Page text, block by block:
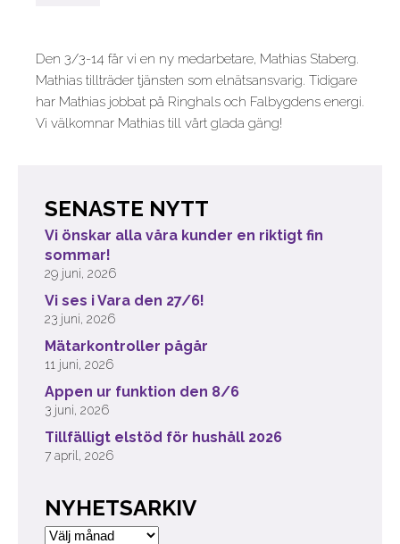
Den 3/3-14 får vi en ny medarbetare, Mathias Staberg.
Mathias tillträder tjänsten som elnätsansvarig. Tidigare
har Mathias jobbat på Ringhals och Falbygdens energi.
Vi välkomnar Mathias till vårt glada gäng!
SENASTE NYTT
Vi önskar alla våra kunder en riktigt fin
sommar!
29 juni, 2026
Vi ses i Vara den 27/6!
23 juni, 2026
Mätarkontroller pågår
11 juni, 2026
Appen ur funktion den 8/6
3 juni, 2026
Tillfälligt elstöd för hushåll 2026
7 april, 2026
NYHETSARKIV
Nyhetsarkiv